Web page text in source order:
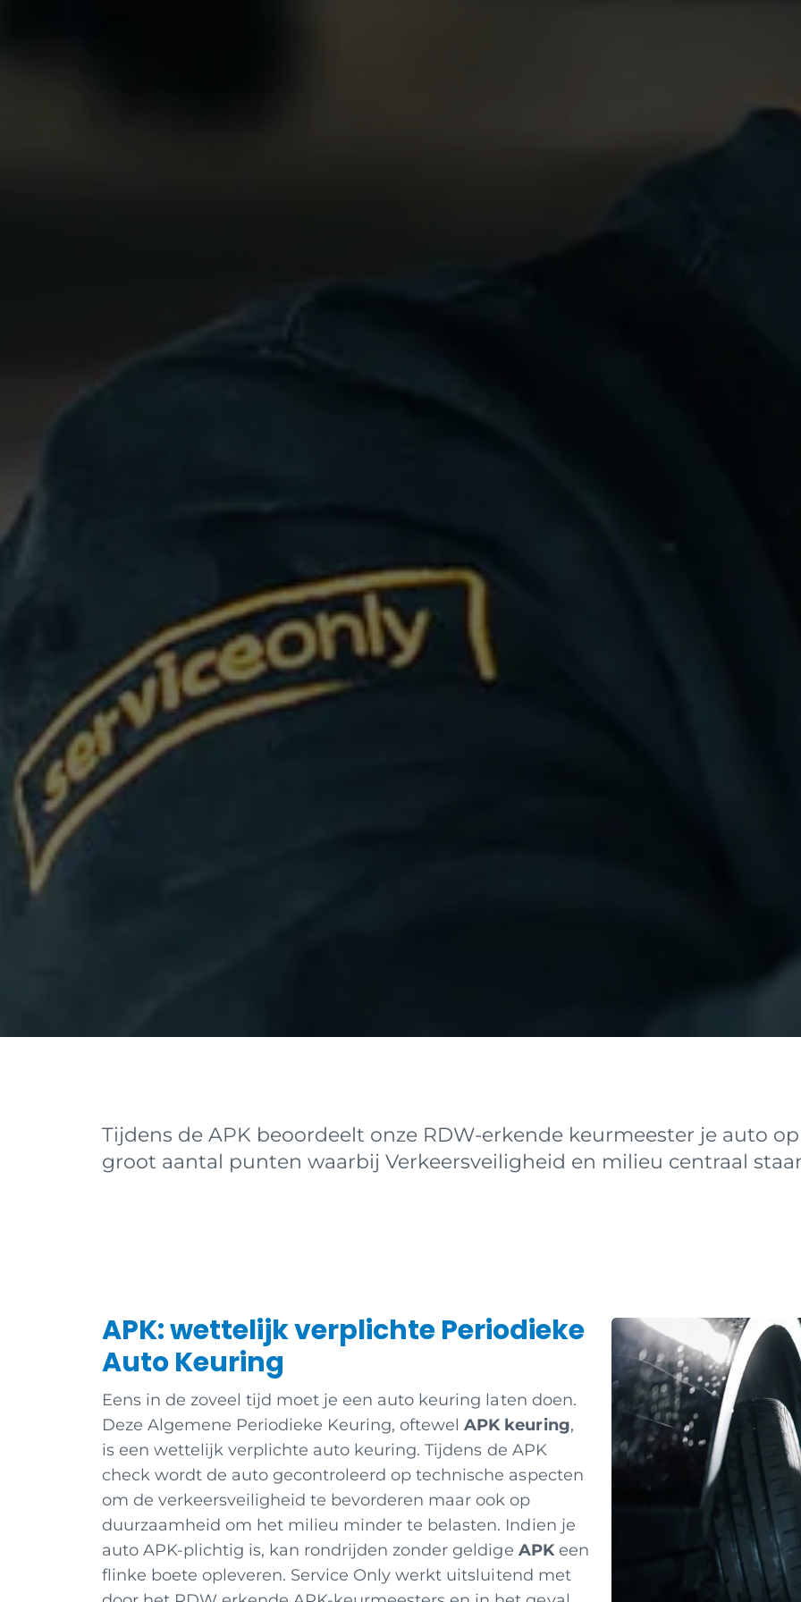
Tijdens de APK beoordeelt onze RDW-erkende keurmeester je auto
groot aantal punten waarbij Verkeersveiligheid en milieu centraal
APK: wettelijk verplichte Periodieke
Auto Keuring
Eens in de zoveel tijd moet je een auto keuring laten doen.
Deze Algemene Periodieke Keuring, oftewelAPK keuring,
is een wettelijk verplichte auto keuring. Tijdens de APK
check wordt de auto gecontroleerd op technische aspecten
om de verkeersveiligheid te bevorderen maar ook op
duurzaamheid om het milieu minder te belasten. Indien je
auto APK-plichtig is, kan rondrijden zonder geldige APKeen
flinke boete opleveren. Service Only werkt uitsluitend met